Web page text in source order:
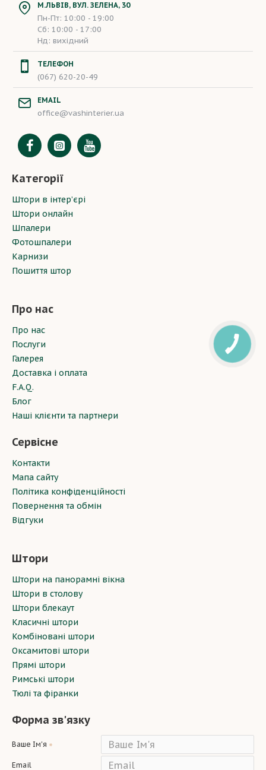
М.ЛЬВІВ, ВУЛ. ЗЕЛЕНА, 30
Пн-Пт: 10:00 - 19:00
Сб: 10:00 - 17:00
Нд: вихідний
ТЕЛЕФОН
(067) 620-20-49
EMAIL
office@vashinterier.ua
Категорії
Штори в інтер’єрі
Штори онлайн
Шпалери
Фотошпалери
Карнизи
Пошиття штор
Про нас
Про нас
Послуги
Галерея
Доставка і оплата
F.A.Q.
Блог
Наші клієнти та партнери
Сервісне
Контакти
Мапа сайту
Політика конфіденційності
Повернення та обмін
Відгуки
Штори
Штори на панорамні вікна
Штори в столову
Штори блекаут
Класичні штори
Комбіновані штори
Оксамитові штори
Прямі штори
Римські штори
Тюлі та фіранки
Форма зв'язку
Ваше Ім'я
Email